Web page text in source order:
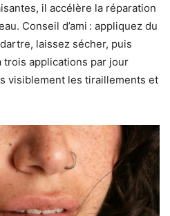
il accélère la réparation
Conseil d’ami : appliquez du
laissez sécher, puis
trois applications par jour
visiblement les tiraillements et